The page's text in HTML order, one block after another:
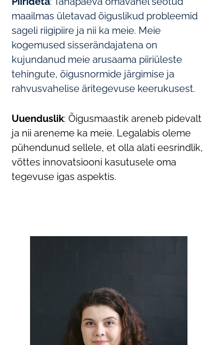
maailmas ületavad õiguslikud probleemid
sageli riigipiire ja nii ka meie. Meie
kogemused sisserändajatena on
kujundanud meie arusaama piiriüleste
tehingute, õigusnormide järgimise ja
rahvusvahelise äritegevuse keerukusest.
Uuenduslik: Õigusmaastik areneb pidevalt
ja nii areneme ka meie. Legalabis oleme
pühendunud sellele, et olla alati eesrindlik,
võttes innovatsiooni kasutusele oma
tegevuse igas aspektis.